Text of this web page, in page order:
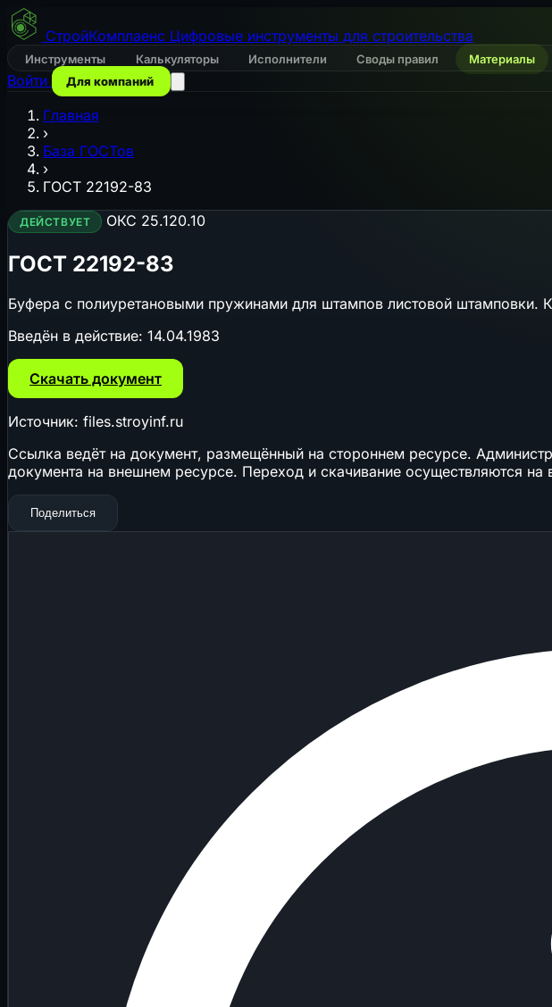
СтройКомплаенс Цифровые инструменты для строительства
Инструменты Калькуляторы Исполнители Своды правил Материалы
Войти Для компаний
Главная
›
База ГОСТов
›
ГОСТ 22192-83
ДЕЙСТВУЕТ ОКС 25.120.10
ГОСТ 22192-83
Буфера с полиуретановыми пружинами для штампов листовой штамповки.
Введён в действие: 14.04.1983
Скачать документ
Источник: files.stroyinf.ru
Ссылка ведёт на документ, размещённый на стороннем ресурсе.
документа на внешнем ресурсе. Переход и скачивание осуществляются на
Поделиться